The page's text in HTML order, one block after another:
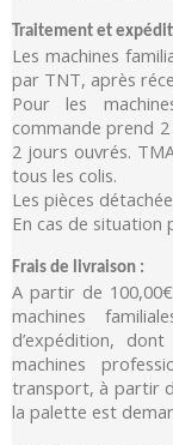
Traitement et
Les machines
par TNT, après
Pour les
commande prend
2 jours ouvrés.
tous les colis.
Les pièces
En cas de situation
Frais de livraison :
A partir de
machines
d’expédition,
machines
transport, à partir
la palette est